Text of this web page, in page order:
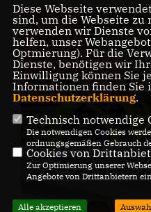
Diese Webseite
sind, um die Webseite zu
verwenden wir Dienste
helfen, unser
Optmierung). Für die
Dienste, benötigen wir
Einwilligung können Sie
Informationen finden Sie
Datenschutzerklärung.
Technisch notwendige
Die notwendigen Cookies
ordnungsgemäßen Gebrauch
Cookies von
Zur Optimierung unserer
Angebote von Drittanbietern
Alle akzeptieren